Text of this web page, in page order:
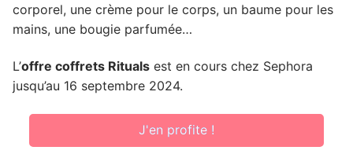
corporel, une crème pour le corps, un baume pour les
mains, une bougie parfumée…
L’offre coffrets Rituals est en cours chez Sephora
jusqu’au 16 septembre 2024.
J'en profite !